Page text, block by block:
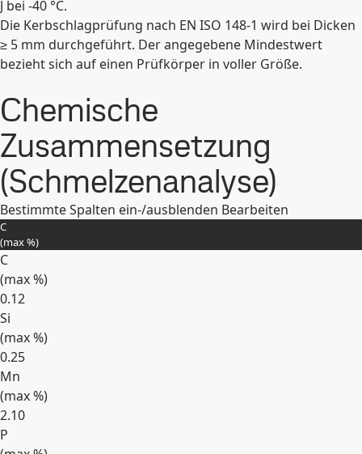
J bei -40 °C.
Die Kerbschlagprüfung nach EN ISO 148-1 wird bei Dicken
≥ 5 mm durchgeführt. Der angegebene Mindestwert
bezieht sich auf einen Prüfkörper in voller Größe.
Chemische
Zusammensetzung
(Schmelzenanalyse)
Bestimmte Spalten ein-/ausblenden Bearbeiten
C
(max%)
C
(max%)
0.12
Si
(max%)
0.25
Mn
(max%)
2.10
P